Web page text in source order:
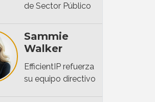
de Sector Público
Sammie
Walker
EfficientIP refuerza
su equipo directivo